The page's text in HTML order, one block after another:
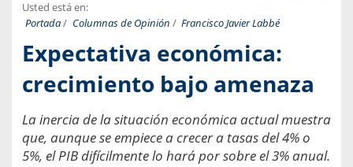
Usted está en:
Portada/ Columnas de Opinión / Francisco Javier Labbé
Expectativa económica:
crecimiento bajo amenaza
La inercia de la situación económica actual muestra
que, aunque se empiece a crecer a tasas del 4% o
5%, el PIB difícilmente lo hará por sobre el 3% anual.